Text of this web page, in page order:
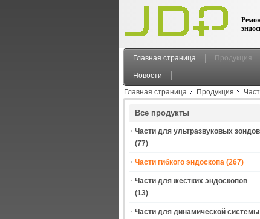
Главная страница Продукция
Новости
Главная страница
Продукция
Все продукты
Части для ультразвуковых зондов
(77)
Части гибкого эндоскопа (267)
Части для жестких эндоскопов
(13)
Части для динамической системы